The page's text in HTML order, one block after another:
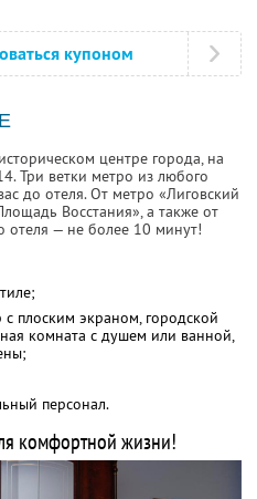
купоном
центре города, на
Три ветки метро из любого
до отеля. От метро «Лиговский
Восстания», а также от
отеля — не более 10 минут!
плоским экраном, городской
комната с душем или ванной,
персонал.
комфортной жизни!